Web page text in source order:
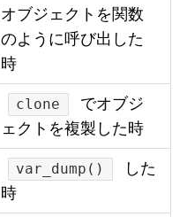
オブジェクトを関数
のように呼び出した
時
clone
でオブジ
ェクトを複製した時
var_dump()
した
時